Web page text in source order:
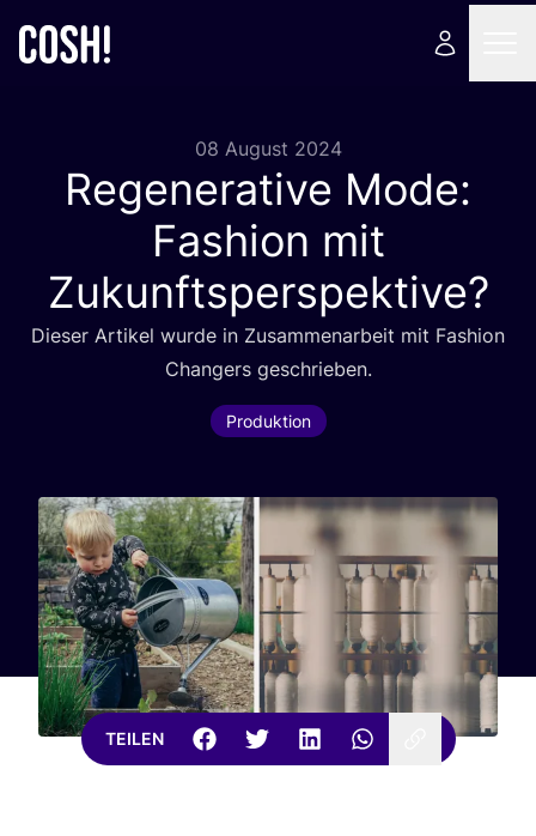
08 August 2024
Regenerative Mode:
Fashion mit
Zukunftsperspektive?
Die­ser Arti­kel wur­de in Zusam­men­ar­beit mit Fashion
Chan­gers geschrieben.
Produktion
TEILEN